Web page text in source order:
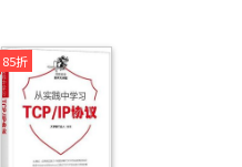
85折